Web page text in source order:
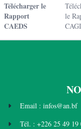
Télécharger le
Rapport
CAEDS
le
Email : infos@an.bf
Tél. : +226 25 49